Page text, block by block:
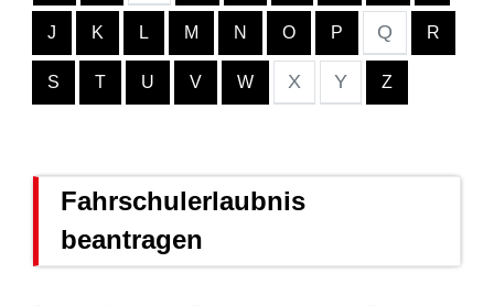
J K L M N O P Q R
S T U V W X Y Z
Fahrschulerlaubnis
beantragen